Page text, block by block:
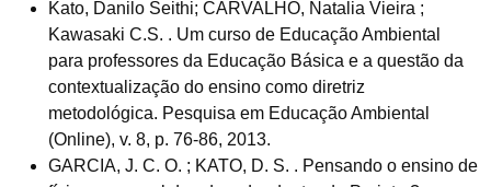
Kato, Danilo Seithi; CARVALHO, Natalia Vieira ;
Kawasaki C.S. . Um curso de Educação Ambiental
para professores da Educação Básica e a questão da
contextualização do ensino como diretriz
metodológica. Pesquisa em Educação Ambiental
(Online), v. 8, p. 76-86, 2013.
GARCIA, J. C. O. ; KATO, D. S. . Pensando o ensino de